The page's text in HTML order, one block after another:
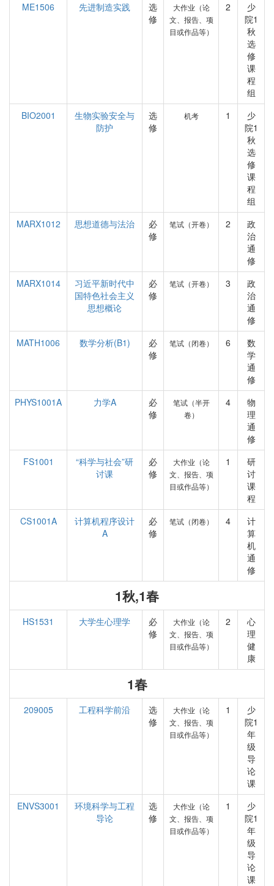
ME1506
先进制造实践
选
修
大作业（论
文、报告、项
目或作品等）
2
少
院1
秋
选
修
课
程
组
BIO2001
生物实验安全与
防护
选
修
机考 1
少
院1
秋
选
修
课
程
组
MARX1012
思想道德与法治
必
修
笔试（开卷） 2
政
治
通
修
MARX1014
习近平新时代中
国特色社会主义
思想概论
必
修
笔试（开卷） 3
政
治
通
修
MATH1006
数学分析(B1)
必
修
笔试（闭卷） 6
数
学
通
修
PHYS1001A
力学A
必
修
笔试（半开
卷）
4
物
理
通
修
FS1001
“科学与社会”研
讨课
必
修
大作业（论
文、报告、项
目或作品等）
1
研
讨
课
程
CS1001A
计算机程序设计
A
必
修
笔试（闭卷） 4
计
算
机
通
修
1秋,1春
HS1531 大学生心理学
必
修
大作业（论
文、报告、项
目或作品等）
2
心
理
健
康
1春
209005 工程科学前沿
选
修
大作业（论
文、报告、项
目或作品等）
1
少
院1
年
级
导
论
课
ENVS3001
环境科学与工程
导论
选
修
大作业（论
文、报告、项
目或作品等）
1
少
院1
年
级
导
论
课